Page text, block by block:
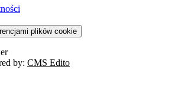
plików cookie
by: CMS Edito